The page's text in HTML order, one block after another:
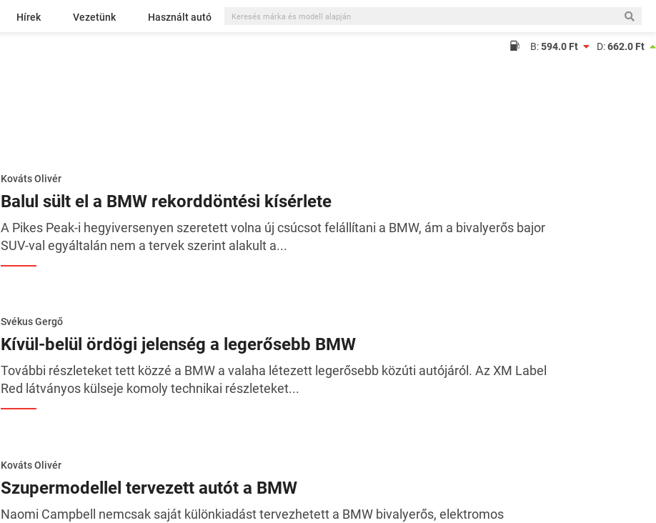
Hírek Vezetünk Használt autó
B:594.0 Ft D:662.0 Ft
Kováts Olivér
Balul sült el a BMW rekorddöntési kísérlete
A Pikes Peak-i hegyiversenyen szeretett volna új csúcsot felállítani a BMW, ám a bivalyerős bajor
SUV-val egyáltalán nem a tervek szerint alakult a...
Svékus Gergő
Kívül-belül ördögi jelenség a legerősebb BMW
További részleteket tett közzé a BMW a valaha létezett legerősebb közúti autójáról. Az XM Label
Red látványos külseje komoly technikai részleteket...
Kováts Olivér
Szupermodellel tervezett autót a BMW
Naomi Campbell nemcsak saját különkiadást tervezhetett a BMW bivalyerős, elektromos